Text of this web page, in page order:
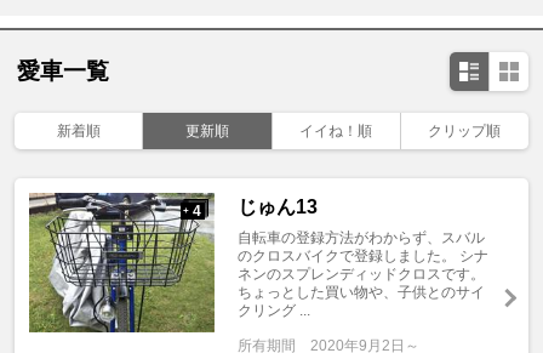
愛車一覧
新着順 更新順 イイね！順 クリップ順
+ 4 じゅん13
自転車の登録方法がわからず、スバル
のクロスバイクで登録しました。 シナ
ネンのスプレンディッドクロスです。
ちょっとした買い物や、子供とのサイ
クリング ...
所有期間 2020年9月2日～